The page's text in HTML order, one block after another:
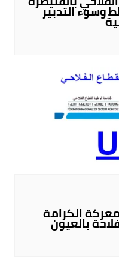
وسوء التدبير
الكرامة
بالعيون